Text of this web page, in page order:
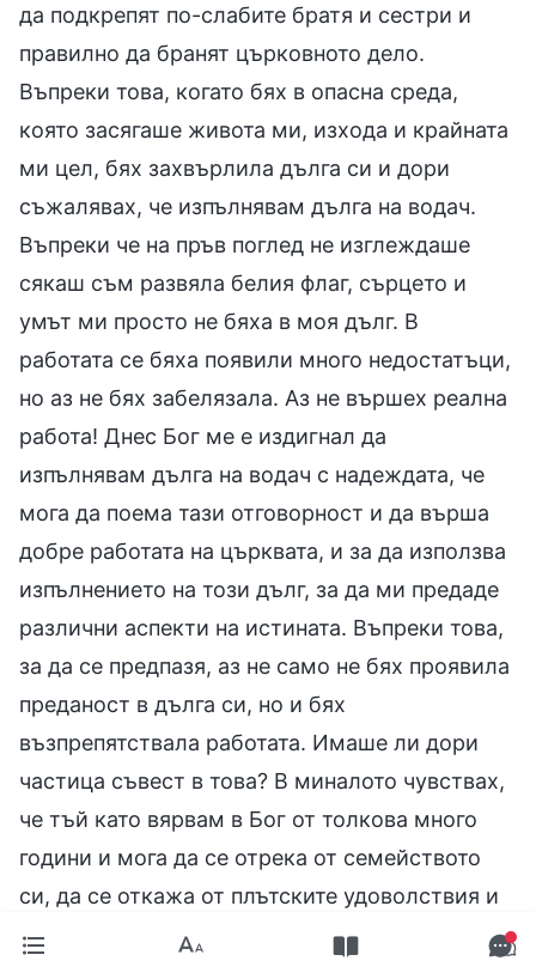
да подкрепят по-слабите братя и сестри и
правилно да бранят църковното дело.
Въпреки това, когато бях в опасна среда,
която засягаше живота ми, изхода и крайната
ми цел, бях захвърлила дълга си и дори
съжалявах, че изпълнявам дълга на водач.
Въпреки че на пръв поглед не изглеждаше
сякаш съм развяла белия флаг, сърцето и
умът ми просто не бяха в моя дълг. В
работата се бяха появили много недостатъци,
но аз не бях забелязала. Аз не вършех реална
работа! Днес Бог ме е издигнал да
изпълнявам дълга на водач с надеждата, че
мога да поема тази отговорност и да върша
добре работата на църквата, и за да използва
изпълнението на този дълг, за да ми предаде
различни аспекти на истината. Въпреки това,
за да се предпазя, аз не само не бях проявила
преданост в дълга си, но и бях
възпрепятствала работата. Имаше ли дори
частица съвест в това? В миналото чувствах,
че тъй като вярвам в Бог от толкова много
години и мога да се отрека от семейството
си, да се откажа от плътските удоволствия и
също така да понасям трудности и да плащам